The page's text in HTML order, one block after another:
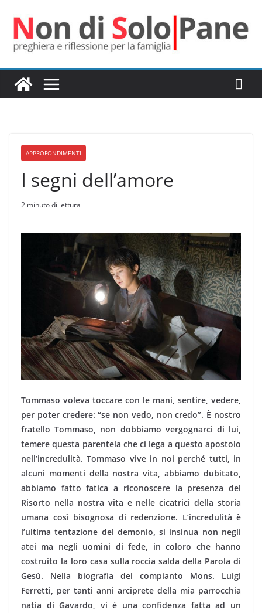
contenuto
APPROFONDIMENTI
I segni dell’amore
2 minuto di lettura
Tommaso voleva toccare con le mani, sentire, vedere,
per poter credere: “se non vedo, non credo”. È nostro
fratello Tommaso, non dobbiamo vergognarci di lui,
temere questa parentela che ci lega a questo apostolo
nell’incredulità. Tommaso vive in noi perché tutti, in
alcuni momenti della nostra vita, abbiamo dubitato,
abbiamo fatto fatica a riconoscere la presenza del
Risorto nella nostra vita e nelle cicatrici della storia
umana così bisognosa di redenzione. L’incredulità è
l’ultima tentazione del demonio, si insinua non negli
atei ma negli uomini di fede, in coloro che hanno
costruito la loro casa sulla roccia salda della Parola di
Gesù. Nella biografia del compianto Mons. Luigi
Ferretti, per tanti anni arciprete della mia parrocchia
natia di Gavardo, vi è una confidenza fatta ad un